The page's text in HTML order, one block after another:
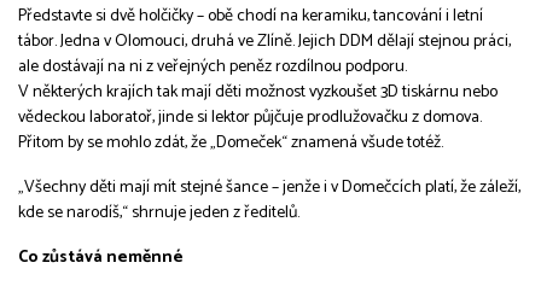
Představte si dvě holčičky – obě chodí na keramiku, tancování i letní
tábor. Jedna v Olomouci, druhá ve Zlíně. Jejich DDM dělají stejnou práci,
ale dostávají na ni z veřejných peněz rozdílnou podporu.
V některých krajích tak mají děti možnost vyzkoušet 3D tiskárnu nebo
vědeckou laboratoř, jinde si lektor půjčuje prodlužovačku z domova.
Přitom by se mohlo zdát, že „Domeček“ znamená všude totéž.
„Všechny děti mají mít stejné šance – jenže i v Domečcích platí, že záleží,
kde se narodíš,“ shrnuje jeden z ředitelů.
Co zůstává neměnné